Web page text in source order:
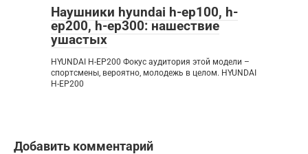
Наушники hyundai h-ep100, h-
ep200, h-ep300: нашествие
ушастых
HYUNDAI H-EP200 Фокус аудитория этой модели –
спортсмены, вероятно, молодежь в целом. HYUNDAI
H-EP200
Добавить комментарий